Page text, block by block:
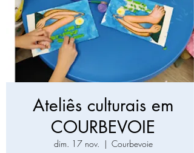
Ateliês culturais em
COURBEVOIE
dim. 17 nov.
  |
Courbevoie